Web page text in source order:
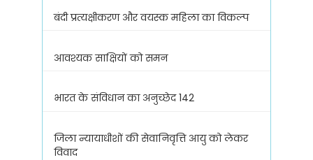
बंदी प्रत्यक्षीकरण और वयस्क महिला का विकल्प
आवश्यक साक्षियों को समन
भारत के संविधान का अनुच्छेद 142
जिला न्यायाधीशों की सेवानिवृत्ति आयु को लेकर
विवाद